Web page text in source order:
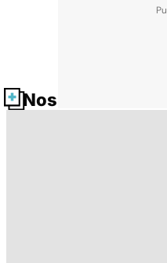
Nos fiches santé